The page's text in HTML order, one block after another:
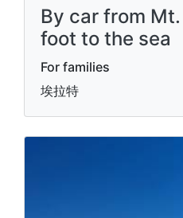
By car from
foot to the sea
For families
埃拉特